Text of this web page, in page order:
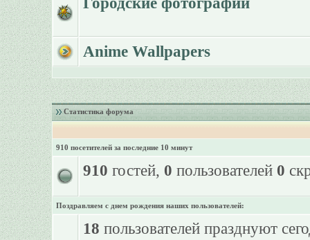
Anime Wallpapers
Статистика форума
910 посетителей за последние 10 минут
910 гостей, 0 пользователей 0
Поздравляем с днем рождения наших пользователей:
18 пользователей празднуют